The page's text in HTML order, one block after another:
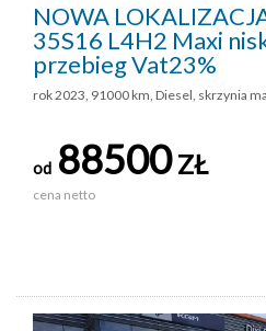
NOWA
35S16 L4H2 Maxi
przebieg Vat23%
rok 2023, 91000 km, Diesel, skrzynia
od 88500ZŁ
cena netto